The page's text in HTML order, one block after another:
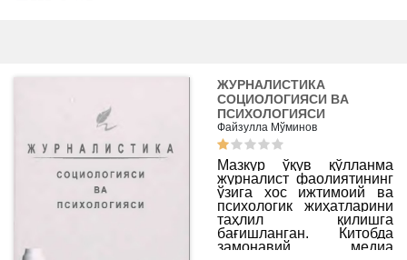
ЖУРНАЛИСТИКА
СОЦИОЛОГИЯСИ ВA
ПСИХОЛОГИЯСИ
Файзулла Мўминов
Мазкур ўқув қўлланма
журналист фаолиятининг
ўзига хос ижтимоий ва
психологик жиҳатларини
таҳлил қилишга
бағишланган. Китобда
замонавий медиа